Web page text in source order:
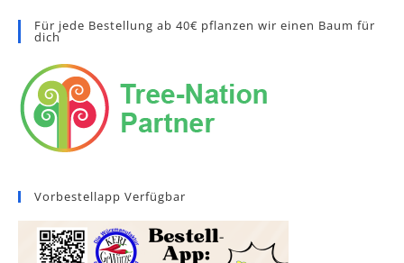
Für jede Bestellung ab 40€ pflanzen wir einen Baum für
dich
Vorbestellapp Verfügbar